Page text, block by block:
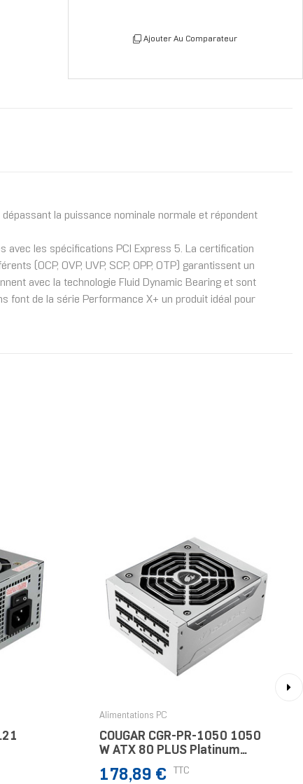
Ajouter Au Comparateur
la puissance nominale normale et répondent
les spécifications PCI Express 5. La certification
(OCP, OVP, UVP, SCP, OPP, OTP) garantissent un
avec la technologie Fluid Dynamic Bearing et sont
font de la série Performance X+ un produit idéal pour
Alimentations PC
COUGAR CGR-PR-1050 1050
W ATX 80 PLUS Platinum
Entièrement Modulaire PC
Prix
178,89 € TTC